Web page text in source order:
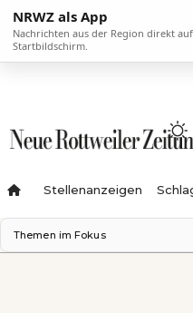
NRWZ als App
Nachrichten aus der Region direkt
Startbildschirm.
Stellenanzeigen
Themen im Fokus